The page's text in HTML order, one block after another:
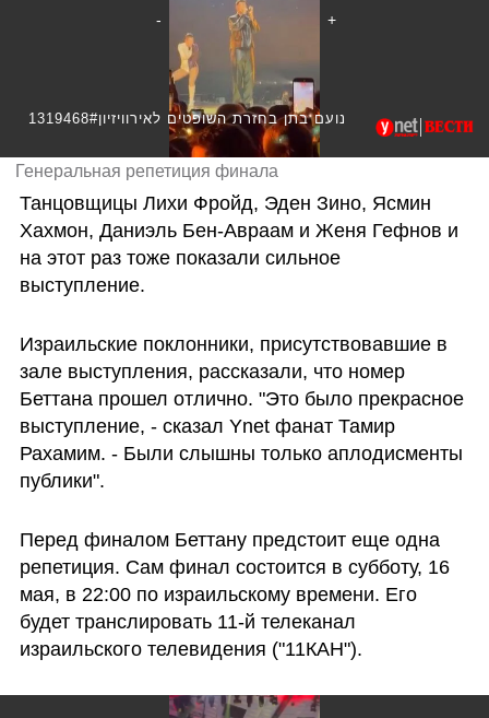
1319468#נועם בתן בחזרת השופטים לאירוויזיון
Генеральная репетиция финала
Танцовщицы Лихи Фройд, Эден Зино, Ясмин
Хахмон, Даниэль Бен-Авраам и Женя Гефнов и
на этот раз тоже показали сильное
выступление.
Израильские поклонники, присутствовавшие в
зале выступления, рассказали, что номер
Беттана прошел отлично. "Это было прекрасное
выступление, - сказал Ynet фанат Тамир
Рахамим. - Были слышны только аплодисменты
публики".
Перед финалом Беттану предстоит еще одна
репетиция. Сам финал состоится в субботу, 16
мая, в 22:00 по израильскому времени. Его
будет транслировать 11-й телеканал
израильского телевидения ("11КАН").